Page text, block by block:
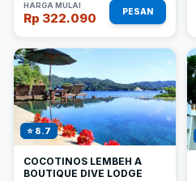
HARGA MULAI
Rp 322.090 PESAN
⭐ 8.7
COCOTINOS LEMBEH A
BOUTIQUE DIVE LODGE